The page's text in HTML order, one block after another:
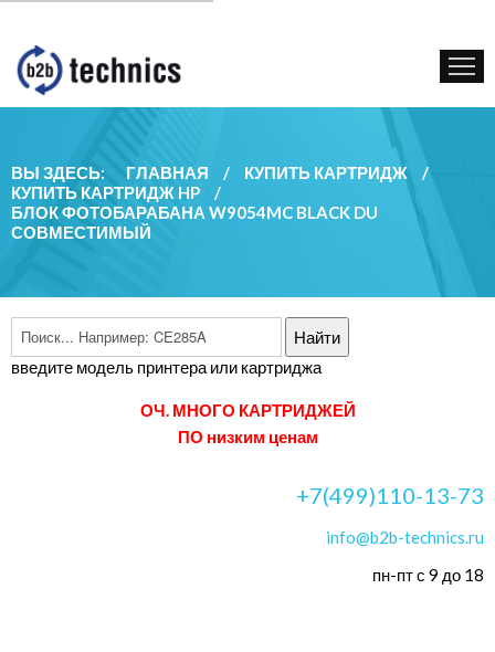
КУПИТЬ КАРТРИДЖ
ГОС. УЧРЕЖДЕНИЯМ
КОНТАКТЫ
ВЫ ЗДЕСЬ: ГЛАВНАЯ / КУПИТЬ КАРТРИДЖ
/
КУПИТЬ КАРТРИДЖ HP
/
БЛОК ФОТОБАРАБАНА W9054MC BLACK DU
СОВМЕСТИМЫЙ
введите модель принтера или картриджа
ОЧ. МНОГО КАРТРИДЖЕЙ
ПО низким ценам
+7(499)110-13-73
info@b2b-technics.ru
пн-пт с 9 до 18